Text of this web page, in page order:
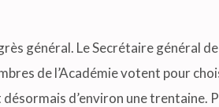
général. Le Secrétaire général de
de l’Académie votent pour
d’environ une trentaine.